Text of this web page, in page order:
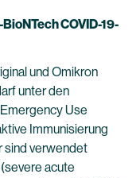
COVID-19-
und Omikron
unter den
Use
Immunisierung
sind verwendet
acute